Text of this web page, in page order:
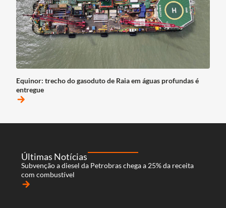
Equinor: trecho do gasoduto de Raia em águas profundas é
entregue
arrow_forward
Últimas Notícias
Subvenção a diesel da Petrobras chega a 25% da receita
com combustível
arrow_forward